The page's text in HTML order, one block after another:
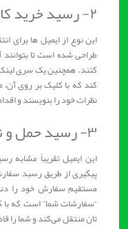
این نوع از ایمیل ها برای
طراحی شده است تا بتوانند
کنند. همچنین یک سری لینک
کند که با کلیک بر روی آن،
نظرات خود را بنویسند و
این ایمیل تقریباً مشابه
پیگیری از طریق رسید
مستقیم سفارش خود را
“سفارشات شما” است که با
تان منتقل می‌کند و شما را